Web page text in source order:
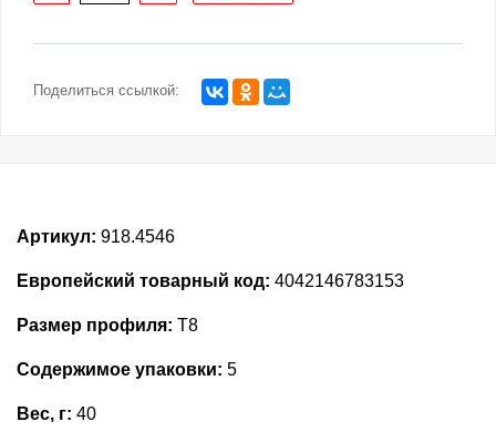
Поделиться ссылкой:
Артикул: 918.4546
Европейский товарный код: 4042146783153
Размер профиля: T8
Содержимое упаковки: 5
Вес, г: 40